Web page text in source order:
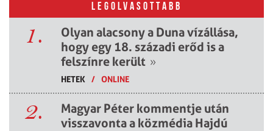
LEGOLVASOTTABB
1.
Olyan alacsony a Duna vízállása,
hogy egy 18. századi erőd is a
felszínre került »
HETEK / ONLINE
2.
Magyar Péter kommentje után
visszavonta a közmédia Hajdú